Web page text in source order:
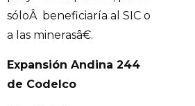
sóloÂ beneficiaría al SIC o
a las minerasâ€.
Expansión Andina 244
de Codelco